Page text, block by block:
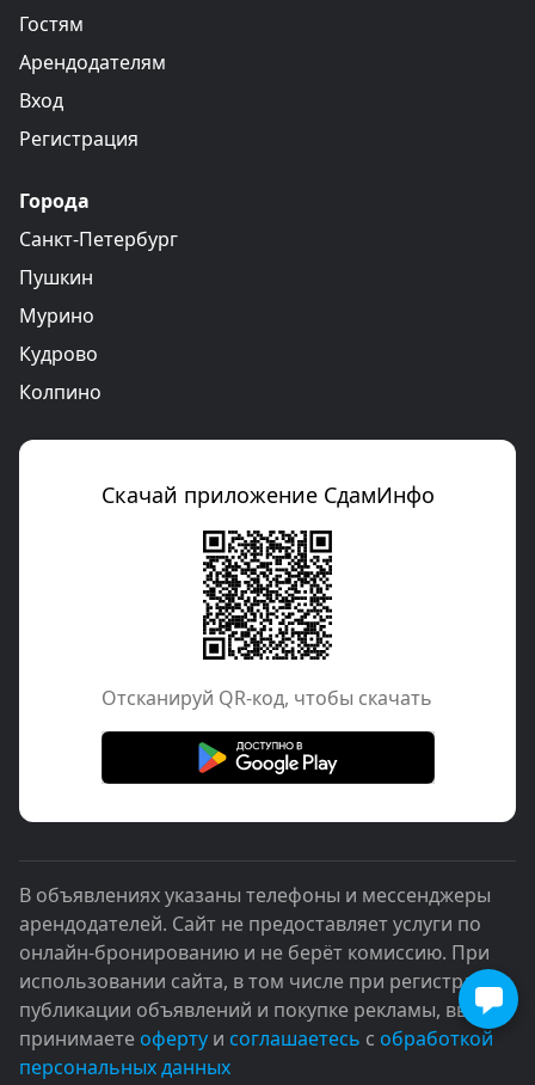
Гостям
Арендодателям
Вход
Регистрация
Города
Санкт-Петербург
Пушкин
Мурино
Кудрово
Колпино
Скачай приложение СдамИнфо
Отcканируй QR-код, чтобы скачать
В объявлениях указаны телефоны и мессенджеры
арендодателей. Сайт не предоставляет услуги по
онлайн-бронированию и не берёт комиссию. При
использовании сайта, в том числе при регистрации,
публикации объявлений и покупке рекламы, вы
принимаете оферту и соглашаетесь с обработкой
персональных данных